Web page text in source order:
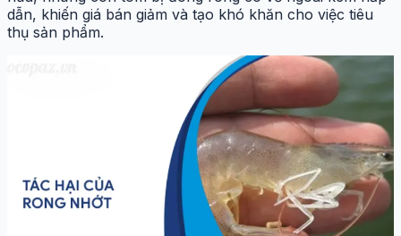
dẫn, khiến giá bán giảm và tạo khó khăn cho việc tiêu
thụ sản phẩm.